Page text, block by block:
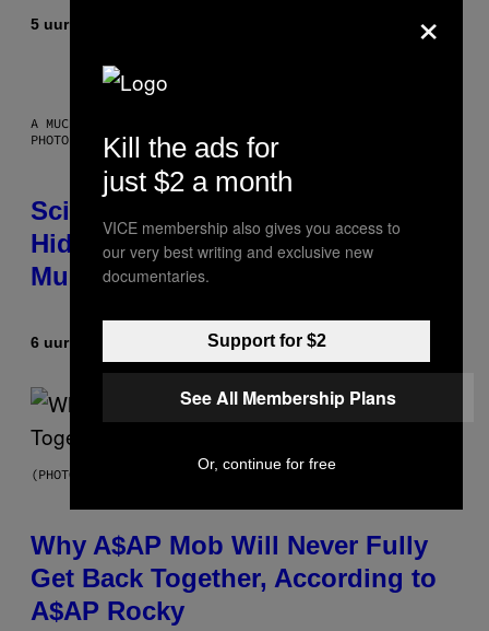
5 uur geleden
A MUCH, MUCH OLDER CHILEAN MUMMY THAN THOSE IN QUESTION.
PHOTO: MARTIN BERNETTI/AFP VIA GETTY IMAGES
Scientists Found Smallpox DNA
Hidden in 500-Year-Old Chilean
Mummies
6 uur geleden Luis Prada
(PHOTO BY NOAM GALAI/GETTY IMAGES FOR TRIBECA FESTIVAL)
Why A$AP Mob Will Never Fully
Get Back Together, According to
A$AP Rocky
×
Kill the ads for
just $2 a month
VICE membership also gives you access to
our very best writing and exclusive new
documentaries.
Support for $2
See All Membership Plans
Or, continue for free